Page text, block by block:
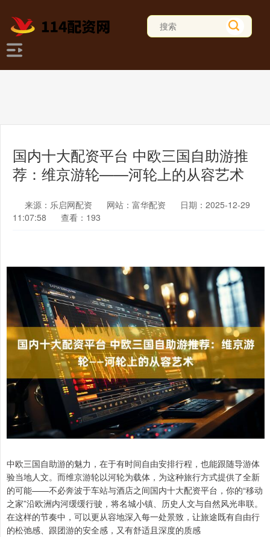
国内十大配资平台 中欧三国自助游推
荐：维京游轮——河轮上的从容艺术
来源：乐启网配资 网站：富华配资
日期：2025-12-29
11:07:58
查看：193
中欧三国自助游的魅力，在于有时间自由安排行程，也能跟随导游体
验当地人文。而维京游轮以河轮为载体，为这种旅行方式提供了全新
的可能——不必奔波于车站与酒店之间国内十大配资平台，你的“移动
之家”沿欧洲内河缓缓行驶，将名城小镇、历史人文与自然风光串联。
在这样的节奏中，可以更从容地深入每一处景致，让旅途既有自由行
的松弛感、跟团游的安全感，又有舒适且深度的质感